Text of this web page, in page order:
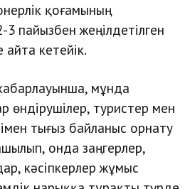
қоғамының
пайызбен жеңілдетілген
айта кетейік.
хабарлауынша, мұнда
өндірушілер, туристер мен
тығыз байланыс орнату
онда заңгерлер,
кәсіпкерлер жұмыс